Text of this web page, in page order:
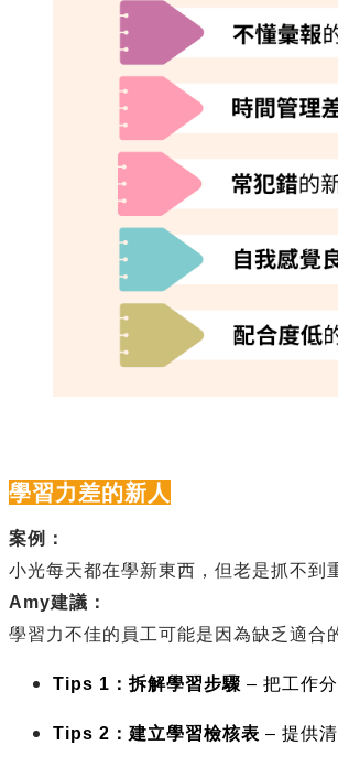
學習力差的新人
案例：
小光每天都在學新東西，但老是抓不到
Amy建議：
學習力不佳的員工可能是因為缺乏適合
Tips 1 ：拆解學習步驟 – 把工作
Tips 2 ：建立學習檢核表 – 提供